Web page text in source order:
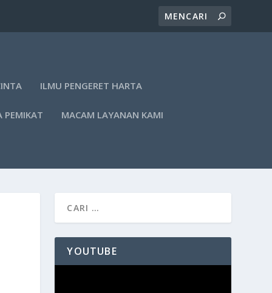
ILMU PENGERET HARTA
PEMIKAT MACAM LAYANAN KAMI
YOUTUBE